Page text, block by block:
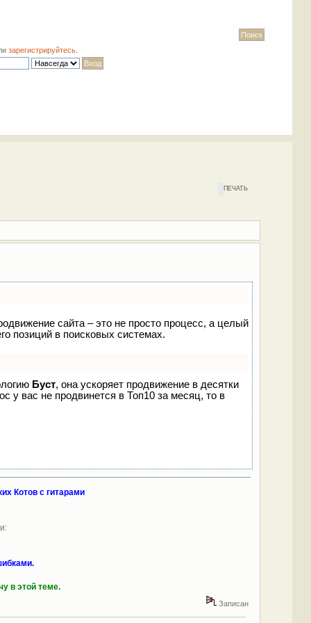
зарегистрируйтесь
ПЕЧАТЬ
сайта – это не просто процесс, а целый
позиций в поисковых системах.
Буст, она ускоряет продвижение в десятки
у вас не продвинется в Топ10 за месяц, то в
Котов с гитарами
в этой теме.
Записан